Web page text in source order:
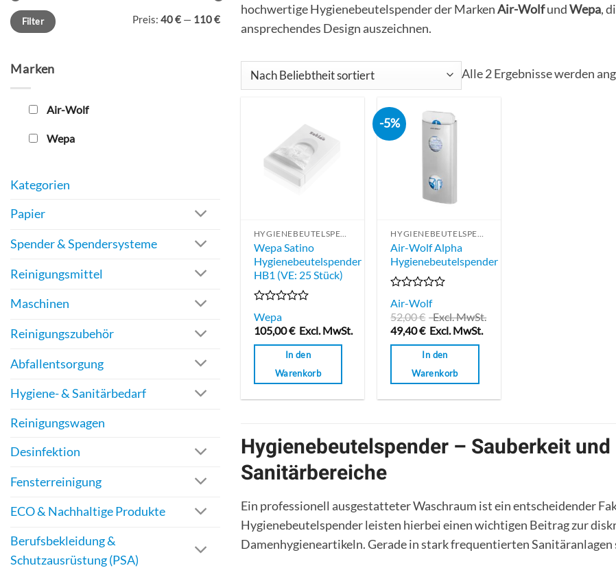
Min.
Preis
Max.
PreisFilter Preis: 40 € — 110 €
Marken
Air-Wolf
Wepa
Kategorien
Papier
Spender & Spendersysteme
Reinigungsmittel
Maschinen
Reinigungszubehör
Abfallentsorgung
Hygiene- & Sanitärbedarf
Reinigungswagen
Desinfektion
Fensterreinigung
ECO & Nachhaltige Produkte
Berufsbekleidung &
Schutzausrüstung (PSA)
hochwertige Hygienebeutelspender der MarkenAir-WolfundWepa,
ansprechendes Design auszeichnen.
Alle 2 Ergebnisse werden
Wepa Satino
Hygienebeutelspender
HB1 (VE: 25 Stück)
Bewertet
mit
0
von
Wepa
105,00€ Excl. MwSt.
In den
Warenkorb
-5%
Air-Wolf Alpha
Hygienebeutelspender
Bewertet
mit
0
von
5
Air-Wolf
52,00€ Excl. MwSt.
49,40€ Excl. MwSt.
In den
Warenkorb
Hygienebeutelspender – Sauberkeit
Sanitärbereiche
Ein professionell ausgestatteter Waschraum ist ein entscheidender
Hygienebeutelspender leisten hierbei einen wichtigen Beitrag zur
Damenhygieneartikeln. Gerade in stark frequentierten